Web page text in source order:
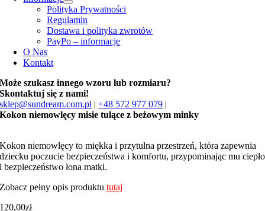
Polityka Prywatności
Regulamin
Dostawa i polityka zwrotów
PayPo – informacje
O Nas
Kontakt
Może szukasz innego wzoru lub rozmiaru?
Skontaktuj się z nami!
sklep@sundream.com.pl |+48 572 977 079 |
Kokon niemowlęcy misie tulące z beżowym minky
Kokon niemowlęcy to miękka i przytulna przestrzeń, która zapewnia
dziecku poczucie bezpieczeństwa i komfortu, przypominając mu ciepło
i bezpieczeństwo łona matki.
Zobacz pełny opis produktututaj
120,00zł